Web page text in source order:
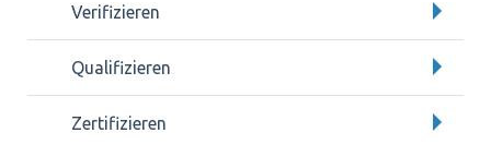
Verifizieren
Qualifizieren
Zertifizieren